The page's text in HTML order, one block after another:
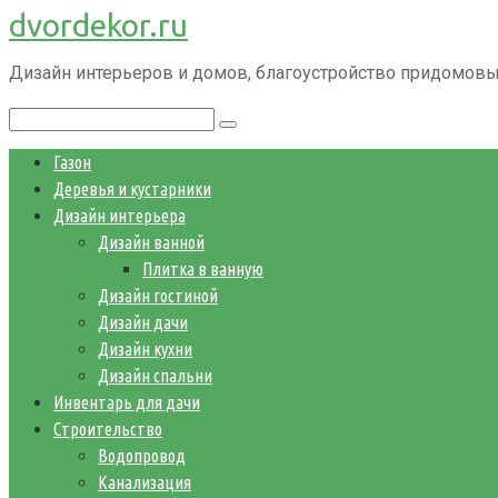
Перейти
к
контенту
dvordekor.ru
Дизайн интерьеров и домов, благоустройство
Газон
Деревья и кустарники
Дизайн интерьера
Дизайн ванной
Плитка в ванную
Дизайн гостиной
Дизайн дачи
Дизайн кухни
Дизайн спальни
Инвентарь для дачи
Строительство
Водопровод
Канализация